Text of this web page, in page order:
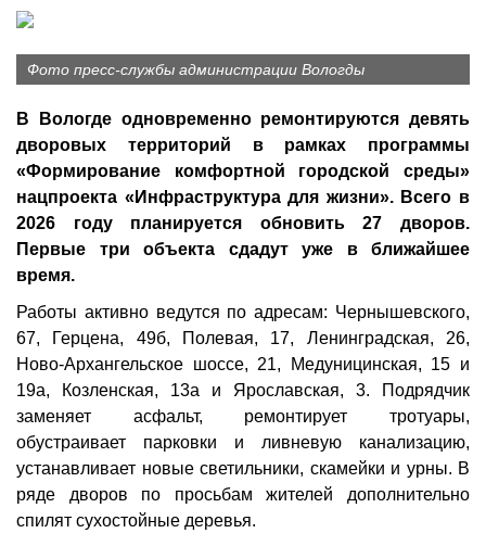
Фото пресс-службы администрации Вологды
В Вологде одновременно ремонтируются девять
дворовых территорий в рамках программы
«Формирование комфортной городской среды»
нацпроекта «Инфраструктура для жизни». Всего в
2026 году планируется обновить 27 дворов.
Первые три объекта сдадут уже в ближайшее
время.
Работы активно ведутся по адресам: Чернышевского,
67, Герцена, 49б, Полевая, 17, Ленинградская, 26,
Ново-Архангельское шоссе, 21, Медуницинская, 15 и
19а, Козленская, 13а и Ярославская, 3. Подрядчик
заменяет асфальт, ремонтирует тротуары,
обустраивает парковки и ливневую канализацию,
устанавливает новые светильники, скамейки и урны. В
ряде дворов по просьбам жителей дополнительно
спилят сухостойные деревья.